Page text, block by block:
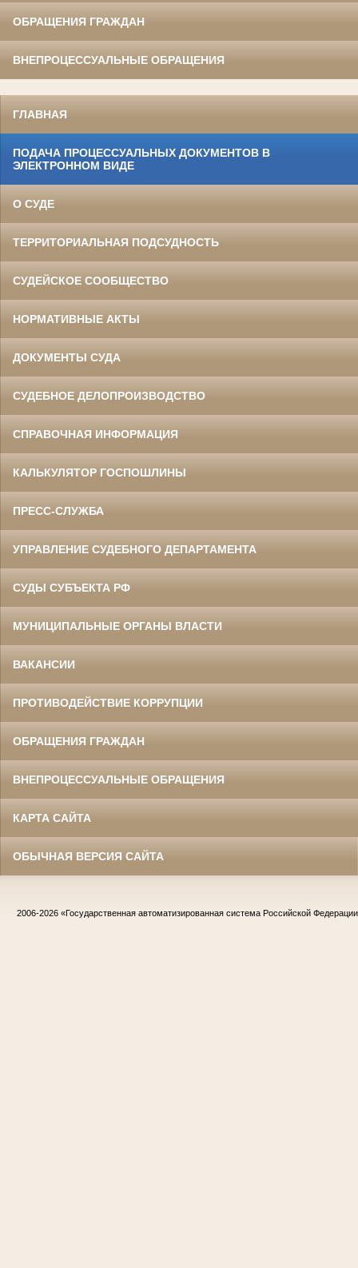
ОБРАЩЕНИЯ ГРАЖДАН
ВНЕПРОЦЕССУАЛЬНЫЕ ОБРАЩЕНИЯ
ГЛАВНАЯ
ПОДАЧА ПРОЦЕССУАЛЬНЫХ ДОКУМЕНТОВ В
ЭЛЕКТРОННОМ ВИДЕ
О СУДЕ
ТЕРРИТОРИАЛЬНАЯ ПОДСУДНОСТЬ
СУДЕЙСКОЕ СООБЩЕСТВО
НОРМАТИВНЫЕ АКТЫ
ДОКУМЕНТЫ СУДА
СУДЕБНОЕ ДЕЛОПРОИЗВОДСТВО
СПРАВОЧНАЯ ИНФОРМАЦИЯ
КАЛЬКУЛЯТОР ГОСПОШЛИНЫ
ПРЕСС-СЛУЖБА
УПРАВЛЕНИЕ СУДЕБНОГО ДЕПАРТАМЕНТА
СУДЫ СУБЪЕКТА РФ
МУНИЦИПАЛЬНЫЕ ОРГАНЫ ВЛАСТИ
ВАКАНСИИ
ПРОТИВОДЕЙСТВИЕ КОРРУПЦИИ
ОБРАЩЕНИЯ ГРАЖДАН
ВНЕПРОЦЕССУАЛЬНЫЕ ОБРАЩЕНИЯ
КАРТА САЙТА
ОБЫЧНАЯ ВЕРСИЯ САЙТА
2006-2026 «Государственная автоматизированная система Российской